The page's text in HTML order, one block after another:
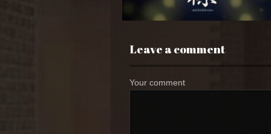
Leave a comment
Your comment